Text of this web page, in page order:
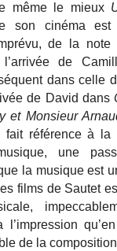
même le mieux
son cinéma
de la
l’arrivée de
dans celle
de David dans
et Monsieur
fait référence à la
une
la musique est
films de Sautet
de la